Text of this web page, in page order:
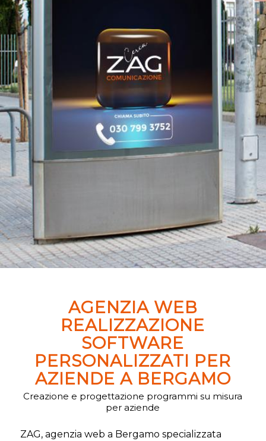
AGENZIA WEB
REALIZZAZIONE
SOFTWARE
PERSONALIZZATI PER
AZIENDE A BERGAMO
Creazione e progettazione programmi su misura
per aziende
ZAG, agenzia web a Bergamo specializzata